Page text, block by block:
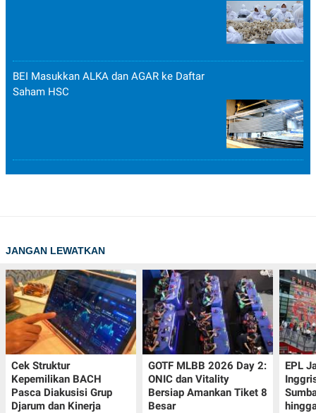
BEI Masukkan ALKA dan AGAR ke Daftar
Saham HSC
JANGAN LEWATKAN
Cek Struktur
Kepemilikan BACH
Pasca Diakusisi Grup
Djarum dan Kinerja
GOTF MLBB 2026 Day 2:
ONIC dan Vitality
Bersiap Amankan Tiket 8
Besar
EPL